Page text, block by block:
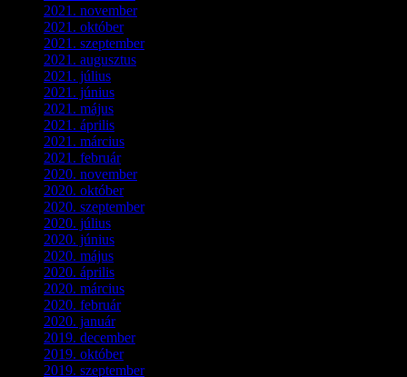
2021. november(5)
2021. október(8)
2021. szeptember(4)
2021. augusztus
2021. július
2021. június
2021. május
2021. április
2021. március
2021. február(4)
2020. november(4)
2020. október(4)
2020. szeptember(1)
2020. július
2020. június
2020. május
2020. április
2020. március
2020. február(6)
2020. január(1)
2019. december(4)
2019. október(3)
2019. szeptember(2)